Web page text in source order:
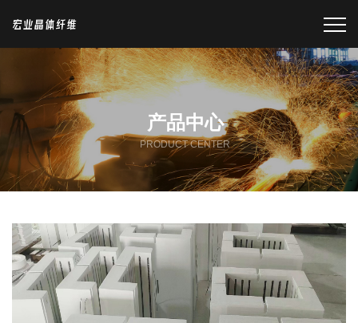
产品中心
PRODUCT CENTER